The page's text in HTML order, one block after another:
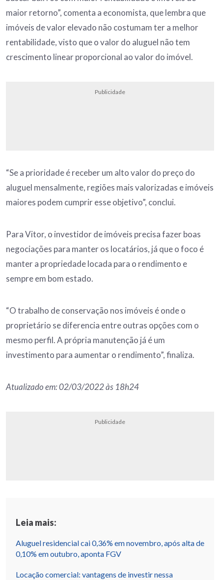
maior retorno”, comenta a economista, que lembra que
imóveis de valor elevado não costumam ter a melhor
rentabilidade, visto que o valor do aluguel não tem
crescimento linear proporcional ao valor do imóvel.
Publicidade
“Se a prioridade é receber um alto valor do preço do
aluguel mensalmente, regiões mais valorizadas e imóveis
maiores podem cumprir esse objetivo”, conclui.
Para Vitor, o investidor de imóveis precisa fazer boas
negociações para manter os locatários, já que o foco é
manter a propriedade locada para o rendimento e
sempre em bom estado.
“O trabalho de conservação nos imóveis é onde o
proprietário se diferencia entre outras opções com o
mesmo perfil. A própria manutenção já é um
investimento para aumentar o rendimento”, finaliza.
Atualizado em: 02/03/2022 às 18h24
Publicidade
Leia mais:
Aluguel residencial cai 0,36% em novembro, após alta de
0,10% em outubro, aponta FGV
Locação comercial: vantagens de investir nessa